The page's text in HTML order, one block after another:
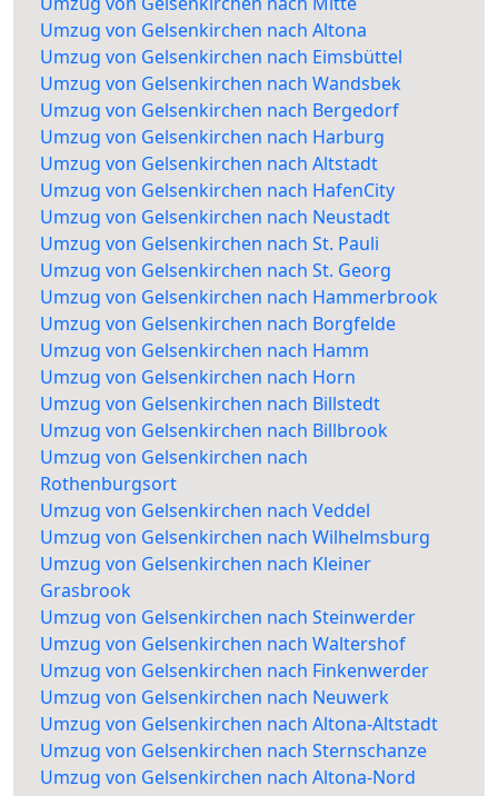
Umzug von Gelsenkirchen nach Altona
Umzug von Gelsenkirchen nach Eimsbüttel
Umzug von Gelsenkirchen nach Wandsbek
Umzug von Gelsenkirchen nach Bergedorf
Umzug von Gelsenkirchen nach Harburg
Umzug von Gelsenkirchen nach Altstadt
Umzug von Gelsenkirchen nach HafenCity
Umzug von Gelsenkirchen nach Neustadt
Umzug von Gelsenkirchen nach St. Pauli
Umzug von Gelsenkirchen nach St. Georg
Umzug von Gelsenkirchen nach Hammerbrook
Umzug von Gelsenkirchen nach Borgfelde
Umzug von Gelsenkirchen nach Hamm
Umzug von Gelsenkirchen nach Horn
Umzug von Gelsenkirchen nach Billstedt
Umzug von Gelsenkirchen nach Billbrook
Umzug von Gelsenkirchen nach
Rothenburgsort
Umzug von Gelsenkirchen nach Veddel
Umzug von Gelsenkirchen nach Wilhelmsburg
Umzug von Gelsenkirchen nach Kleiner
Grasbrook
Umzug von Gelsenkirchen nach Steinwerder
Umzug von Gelsenkirchen nach Waltershof
Umzug von Gelsenkirchen nach Finkenwerder
Umzug von Gelsenkirchen nach Neuwerk
Umzug von Gelsenkirchen nach Altona-Altstadt
Umzug von Gelsenkirchen nach Sternschanze
Umzug von Gelsenkirchen nach Altona-Nord